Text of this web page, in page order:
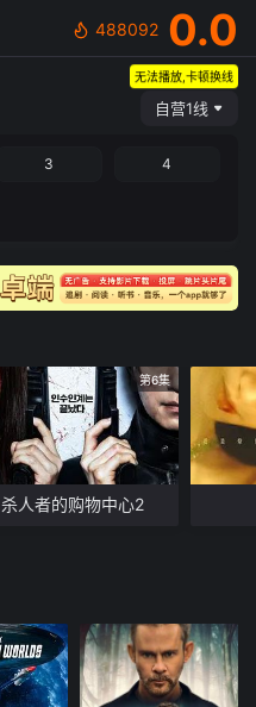
488092 0.0
无法播放,卡顿换线
自营1线
3 4
第6集
杀人者的购物中心2